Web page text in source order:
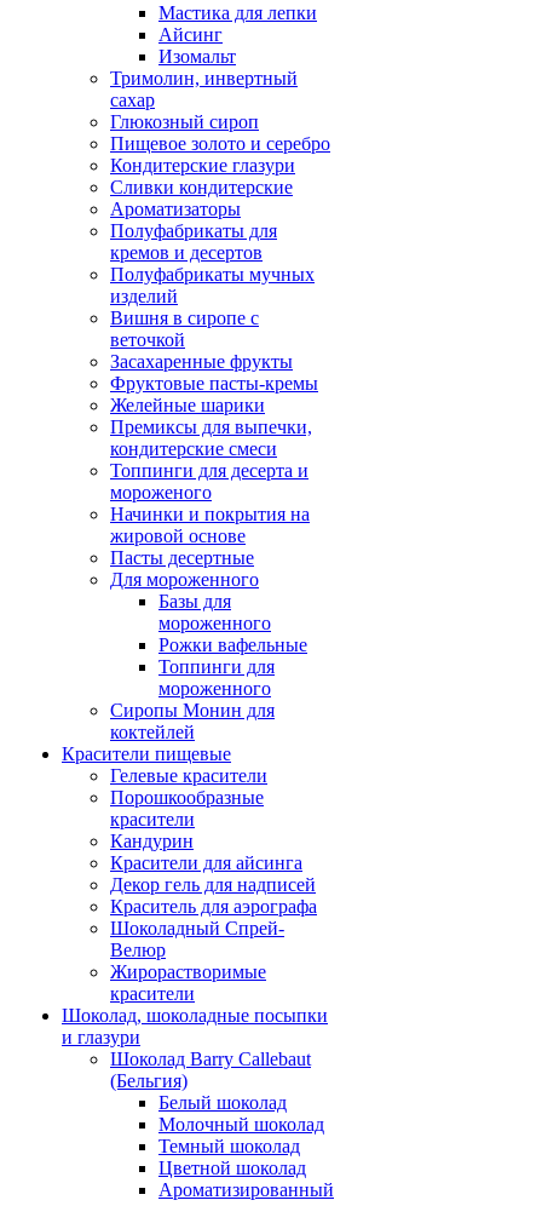
Мастика для лепки
Айсинг
Изомальт
Тримолин, инвертный
сахар
Глюкозный сироп
Пищевое золото и серебро
Кондитерские глазури
Сливки кондитерские
Ароматизаторы
Полуфабрикаты для
кремов и десертов
Полуфабрикаты мучных
изделий
Вишня в сиропе с
веточкой
Засахаренные фрукты
Фруктовые пасты-кремы
Желейные шарики
Премиксы для выпечки,
кондитерские смеси
Топпинги для десерта и
мороженого
Начинки и покрытия на
жировой основе
Пасты десертные
Для мороженного
Базы для
мороженного
Рожки вафельные
Топпинги для
мороженного
Сиропы Монин для
коктейлей
Красители пищевые
Гелевые красители
Порошкообразные
красители
Кандурин
Красители для айсинга
Декор гель для надписей
Краситель для аэрографа
Шоколадный Спрей-
Велюр
Жирорастворимые
красители
Шоколад, шоколадные посыпки
и глазури
Шоколад Barry Callebaut
(Бельгия)
Белый шоколад
Молочный шоколад
Темный шоколад
Цветной шоколад
Ароматизированный